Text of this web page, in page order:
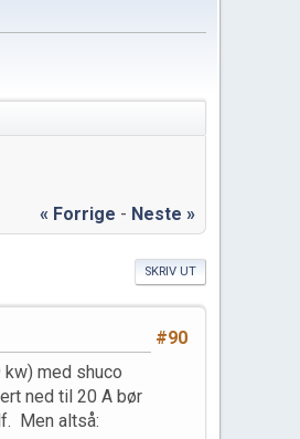
« Forrige - Neste »
SKRIV UT
#90
med shuco
ned til 20 A bør
Men altså: